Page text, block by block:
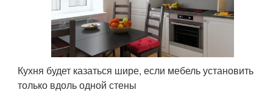
Кухня будет казаться шире, если мебель установить
только вдоль одной стены